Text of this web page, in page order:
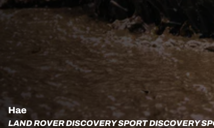
Hae
LAND ROVER DISCOVERY SPORT DISCOVERY